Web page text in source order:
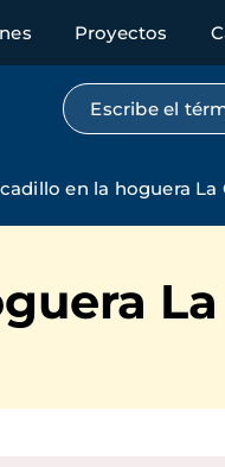
Proyectos
Búsqueda
en la hoguera La